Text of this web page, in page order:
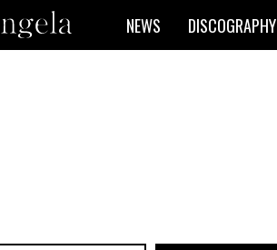
NEWS DISCOGRAPHY